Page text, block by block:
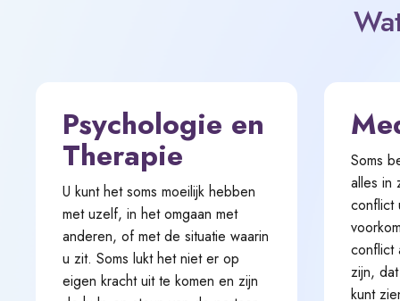
Psychologie en
Therapie
U kunt het soms moeilijk hebben
met uzelf, in het omgaan met
anderen, of met de situatie waarin
u zit. Soms lukt het niet er op
eigen kracht uit te komen en zijn
Soms
alles in
conflict
conflict
zijn,
kunt